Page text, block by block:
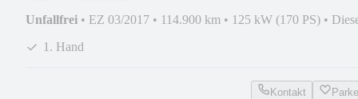
Unfallfrei • EZ 03/2017 • 114.900 km • 125 kW (170 PS) •
1. Hand
Kontakt